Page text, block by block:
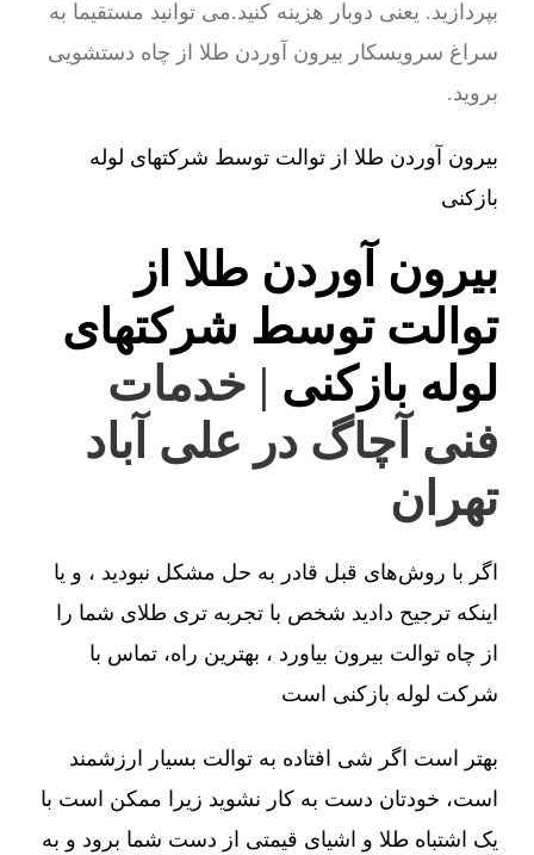
بپردازید. یعنی دوبار هزینه کنید.می توانید مستقیما به
سراغ سرویسکار بیرون آوردن طلا از چاه دستشویی
بروید.
بیرون آوردن طلا از توالت توسط شرکتهای لوله
بازکنی
بیرون آوردن طلا از
توالت توسط شرکتهای
لوله بازکنی | خدمات
فنی آچاگ در علی آباد
تهران
اگر با روش‌های قبل قادر به حل مشکل نبودید ، و یا
اینکه ترجیح دادید شخص با تجربه تری طلای شما را
از چاه توالت بیرون بیاورد ، بهترین راه، تماس با
شرکت لوله بازکنی است
بهتر است اگر شی افتاده به توالت بسیار ارزشمند
است، خودتان دست به کار نشوید زیرا ممکن است با
یک اشتباه طلا و اشیای قیمتی از دست شما برود و به